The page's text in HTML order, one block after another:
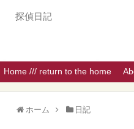
探偵日記
Home /// return to the home
ホーム 日記